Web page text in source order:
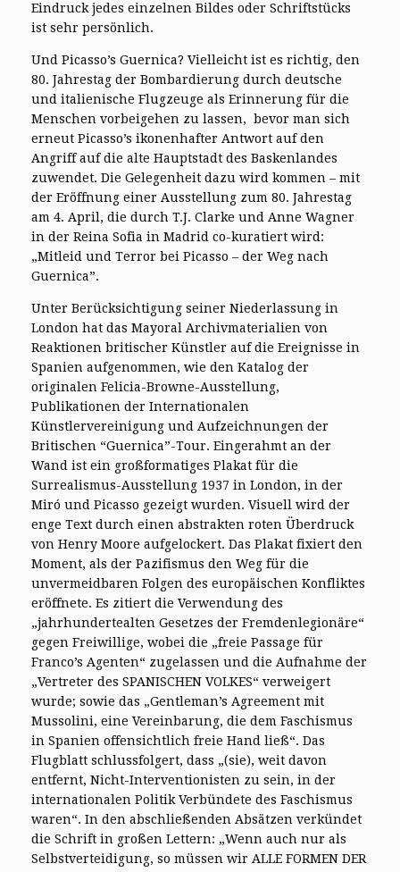
Eindruck jedes einzelnen Bildes oder Schriftstücks
ist sehr persönlich.
Und Picasso’s Guernica? Vielleicht ist es richtig, den
80. Jahrestag der Bombardierung durch deutsche
und italienische Flugzeuge als Erinnerung für die
Menschen vorbeigehen zu lassen, bevor man sich
erneut Picasso’s ikonenhafter Antwort auf den
Angriff auf die alte Hauptstadt des Baskenlandes
zuwendet. Die Gelegenheit dazu wird kommen – mit
der Eröffnung einer Ausstellung zum 80. Jahrestag
am 4. April, die durch T.J. Clarke und Anne Wagner
in der Reina Sofia in Madrid co-kuratiert wird:
„Mitleid und Terror bei Picasso – der Weg nach
Guernica”.
Unter Berücksichtigung seiner Niederlassung in
London hat das Mayoral Archivmaterialien von
Reaktionen britischer Künstler auf die Ereignisse in
Spanien aufgenommen, wie den Katalog der
originalen Felicia-Browne-Ausstellung,
Publikationen der Internationalen
Künstlervereinigung und Aufzeichnungen der
Britischen “Guernica”-Tour. Eingerahmt an der
Wand ist ein großformatiges Plakat für die
Surrealismus-Ausstellung 1937 in London, in der
Miró und Picasso gezeigt wurden. Visuell wird der
enge Text durch einen abstrakten roten Überdruck
von Henry Moore aufgelockert. Das Plakat fixiert den
Moment, als der Pazifismus den Weg für die
unvermeidbaren Folgen des europäischen Konfliktes
eröffnete. Es zitiert die Verwendung des
„jahrhundertealten Gesetzes der Fremdenlegionäre“
gegen Freiwillige, wobei die „freie Passage für
Franco’s Agenten“ zugelassen und die Aufnahme der
„Vertreter des SPANISCHEN VOLKES“ verweigert
wurde; sowie das „Gentleman’s Agreement mit
Mussolini, eine Vereinbarung, die dem Faschismus
in Spanien offensichtlich freie Hand ließ“. Das
Flugblatt schlussfolgert, dass „(sie), weit davon
entfernt, Nicht-Interventionisten zu sein, in der
internationalen Politik Verbündete des Faschismus
waren“. In den abschließenden Absätzen verkündet
die Schrift in großen Lettern: „Wenn auch nur als
Selbstverteidigung, so müssen wir ALLE FORMEN DER